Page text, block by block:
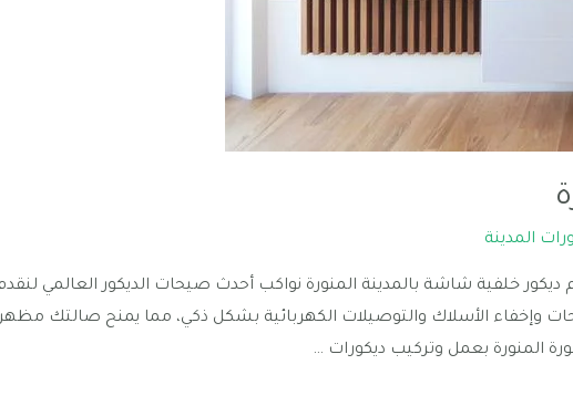
المدينة
المنورة | 0537473524 أحدث تصاميم ديكور خلفية شاشة بالمدينة المنورة نواكب أحدث صيحات الديكور العالمي
وإخفاء الأسلاك والتوصيلات الكهربائية بشكل ذكي، مما يمنح صالتك
المنورة بعمل وتركيب ديكورات …